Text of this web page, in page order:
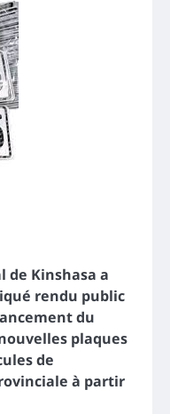
de Kinshasa a
rendu public
du
plaques
de
à partir